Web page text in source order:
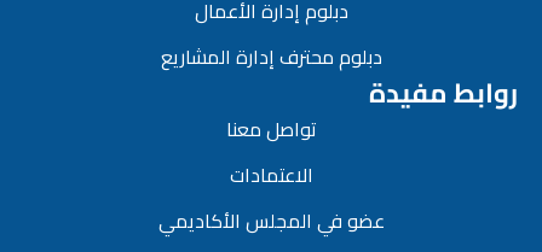
روابط مفيدة
تواصل معنا
الاعتمادات
عضو في المجلس الأكاديمي
دبلوم إدارة الأعمال
دبلوم محترف إدارة المشاريع